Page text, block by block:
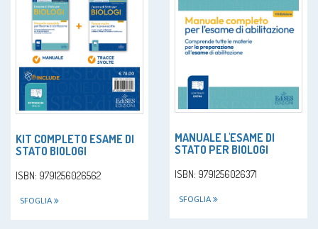
KIT COMPLETO ESAME DI
STATO BIOLOGI
ISBN: 9791256026562
SFOGLIA
MANUALE L'ESAME DI
STATO PER BIOLOGI
ISBN: 9791256026371
SFOGLIA